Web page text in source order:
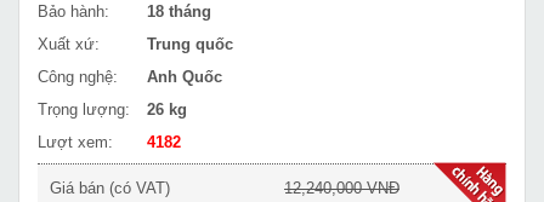
Bảo hành:
18 tháng
Xuất xứ:
Trung quốc
Công nghệ:
Anh Quốc
Trọng lượng:
26 kg
Lượt xem:
4182
Giá bán (có VAT)
12,240,000 VNĐ